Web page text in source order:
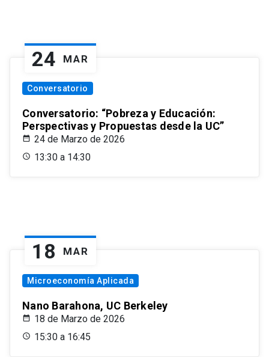
24 MAR
Conversatorio
Conversatorio: “Pobreza y Educación:
Perspectivas y Propuestas desde la UC”
24 de Marzo de 2026
13:30 a 14:30
18 MAR
Microeconomía Aplicada
Nano Barahona, UC Berkeley
18 de Marzo de 2026
15:30 a 16:45